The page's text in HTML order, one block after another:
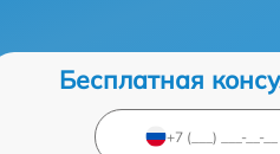
Бесплатная